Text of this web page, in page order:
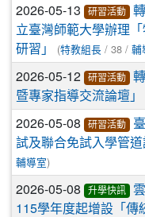
2026-05-13 研習活動
立臺灣師範大學辦理
研習」
(特教組長 / 38 / 輔
2026-05-12 研習活動
暨專家指導交流論壇」
2026-05-08 研習活動
試及聯合免試入學管道
輔導室)
2026-05-08 升學快訊
115學年度起增設「傳